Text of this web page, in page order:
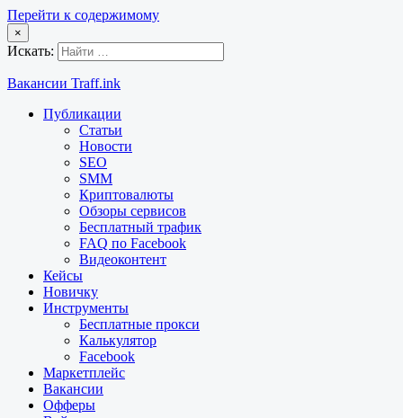
Перейти к содержимому
×
Искать:
Вакансии Traff.ink
Публикации
Статьи
Новости
SEO
SMM
Криптовалюты
Обзоры сервисов
Бесплатный трафик
FAQ по Facebook
Видеоконтент
Кейсы
Новичку
Инструменты
Бесплатные прокси
Калькулятор
Facebook
Маркетплейс
Вакансии
Офферы